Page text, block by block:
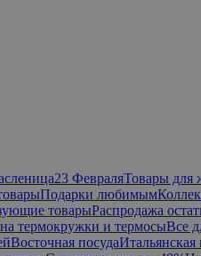
23 ФевраляТовары для
Подарки любимым
товарыРаспродажа
термокружки и термосыВсе
Восточная посудаИтальянская